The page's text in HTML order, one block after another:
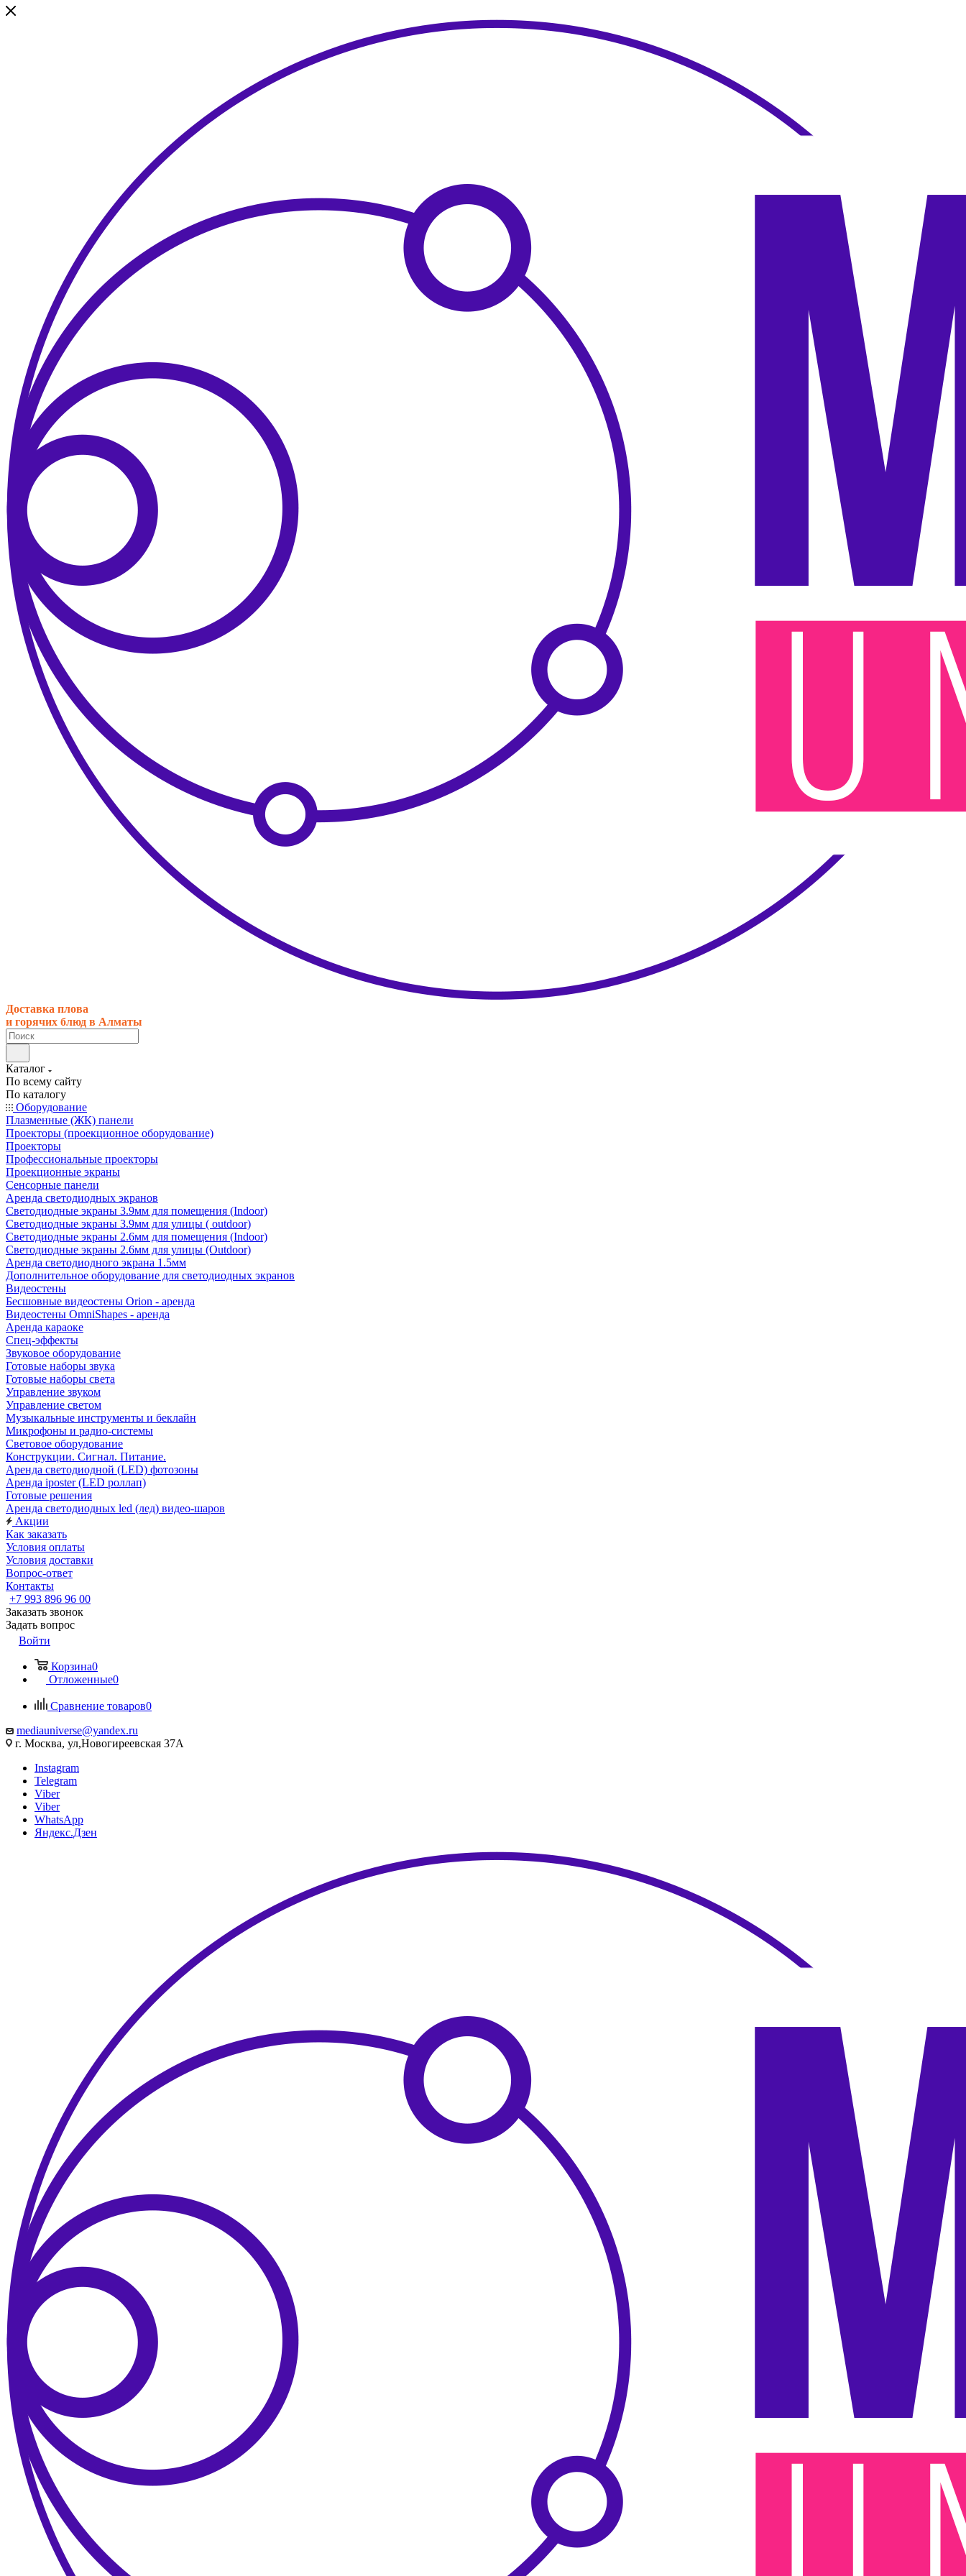
Доставка плова
и горячих блюд в Алматы
Каталог
По всему сайту
По каталогу
Оборудование
Плазменные (ЖК) панели
Проекторы (проекционное оборудование)
Проекторы
Профессиональные проекторы
Проекционные экраны
Сенсорные панели
Аренда светодиодных экранов
Светодиодные экраны 3.9мм для помещения (Indoor)
Светодиодные экраны 3.9мм для улицы ( outdoor)
Светодиодные экраны 2.6мм для помещения (Indoor)
Светодиодные экраны 2.6мм для улицы (Outdoor)
Аренда светодиодного экрана 1.5мм
Дополнительное оборудование для светодиодных экранов
Видеостены
Бесшовные видеостены Orion - аренда
Видеостены OmniShapes - аренда
Аренда караоке
Спец-эффекты
Звуковое оборудование
Готовые наборы звука
Готовые наборы света
Управление звуком
Управление светом
Музыкальные инструменты и беклайн
Микрофоны и радио-системы
Световое оборудование
Конструкции. Сигнал. Питание.
Аренда светодиодной (LED) фотозоны
Аренда iposter (LED роллап)
Готовые решения
Аренда светодиодных led (лед) видео-шаров
Акции
Как заказать
Условия оплаты
Условия доставки
Вопрос-ответ
Контакты
+7 993 896 96 00
Заказать звонок
Задать вопрос
Войти
Корзина0
Отложенные0
Сравнение товаров0
mediauniverse@yandex.ru
г. Москва, ул,Новогиреевская 37А
Instagram
Telegram
Viber
Viber
WhatsApp
Яндекс.Дзен